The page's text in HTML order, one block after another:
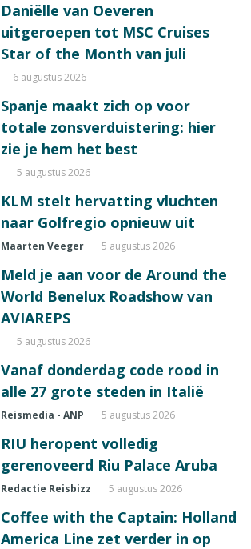
Daniëlle van Oeveren
uitgeroepen tot MSC Cruises
Star of the Month van juli
6 augustus 2026
Spanje maakt zich op voor
totale zonsverduistering: hier
zie je hem het best
5 augustus 2026
KLM stelt hervatting vluchten
naar Golfregio opnieuw uit
Maarten Veeger 5 augustus 2026
Meld je aan voor de Around the
World Benelux Roadshow van
AVIAREPS
5 augustus 2026
Vanaf donderdag code rood in
alle 27 grote steden in Italië
Reismedia - ANP 5 augustus 2026
RIU heropent volledig
gerenoveerd Riu Palace Aruba
Redactie Reisbizz 5 augustus 2026
Coffee with the Captain: Holland
America Line zet verder in op